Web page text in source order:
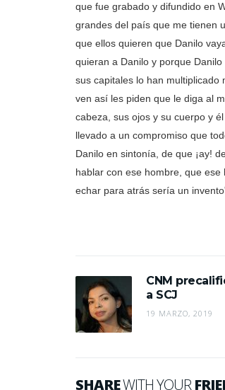
que fue grabado y difundido en
grandes del país que me tienen
que ellos quieren que Danilo
quieran a Danilo y porque
sus capitales lo han multiplicado
ven así les piden que le diga al
cabeza, sus ojos y su cuerpo y
llevado a un compromiso que
Danilo en sintonía, de que ¡ay!
hablar con ese hombre, que
echar para atrás sería un
CNM
a SCJ
19 MARZO, 2019
SHAREWITH YOUR